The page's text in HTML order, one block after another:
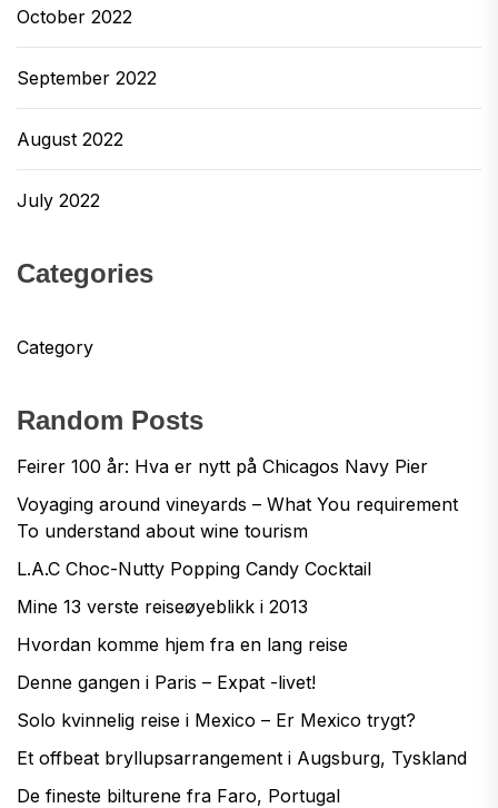
October 2022
September 2022
August 2022
July 2022
Categories
Category
Random Posts
Feirer 100 år: Hva er nytt på Chicagos Navy Pier
Voyaging around vineyards – What You requirement
To understand about wine tourism
L.A.C Choc-Nutty Popping Candy Cocktail
Mine 13 verste reiseøyeblikk i 2013
Hvordan komme hjem fra en lang reise
Denne gangen i Paris – Expat -livet!
Solo kvinnelig reise i Mexico – Er Mexico trygt?
Et offbeat bryllupsarrangement i Augsburg, Tyskland
De fineste bilturene fra Faro, Portugal